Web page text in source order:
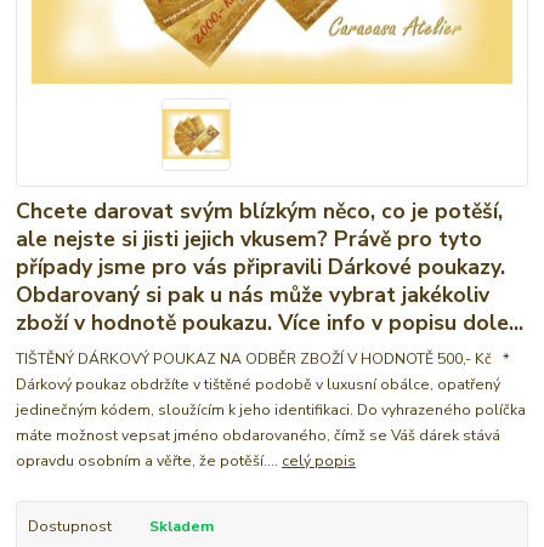
Chcete darovat svým blízkým něco, co je potěší,
ale nejste si jisti jejich vkusem? Právě pro tyto
případy jsme pro vás připravili Dárkové poukazy.
Obdarovaný si pak u nás může vybrat jakékoliv
zboží v hodnotě poukazu. Více info v popisu dole...
TIŠTĚNÝ DÁRKOVÝ POUKAZ NA ODBĚR ZBOŽÍ V HODNOTĚ 500,- Kč *
Dárkový poukaz obdržíte v tištěné podobě v luxusní obálce, opatřený
jedinečným kódem, sloužícím k jeho identifikaci. Do vyhrazeného políčka
máte možnost vepsat jméno obdarovaného, čímž se Váš dárek stává
opravdu osobním a věřte, že potěší.... celý popis
Dostupnost Skladem